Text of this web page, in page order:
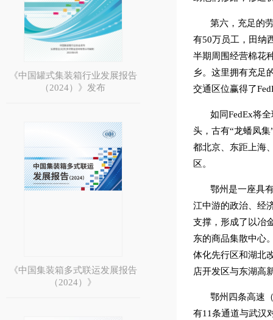
《中国罐式集装箱行业发展报告
（2024）》发布
《中国集装箱多式联运发展报告
（2024）》
第六，充足的
有50万员工，田纳
半期周围经营棉花
乡。这里拥有充足
交通区位赢得了
如同FedEx将
头，古有“龙蟠凤
都北京、东距上海
区。
鄂州是一座具
江中游的政治、经
支撑，形成了以冶
东的商品集散中心
体化先行区和湖北
店开发区与东湖高
鄂州四条高速
有11条通道与武汉